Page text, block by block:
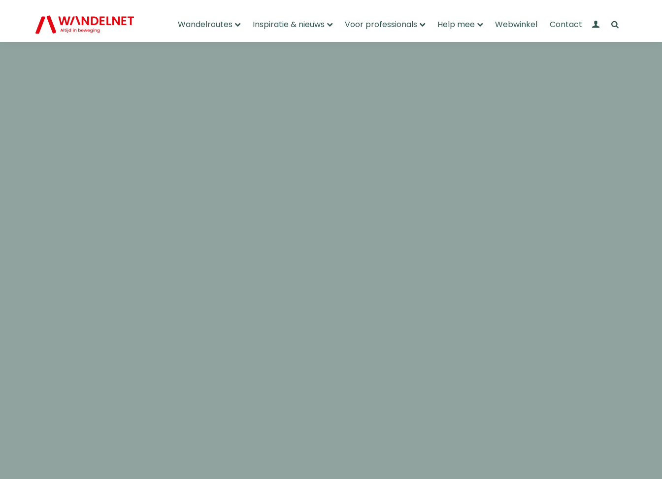
Wandelroutes Inspiratie & nieuws Voor professionals Help mee Webwinkel Contact Mijn Wandelnet